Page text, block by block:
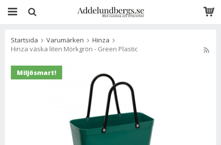
Startsida Varumärken
Hinza
Hinza väska liten Mörkgrön - Green Plastic
Miljösmart!